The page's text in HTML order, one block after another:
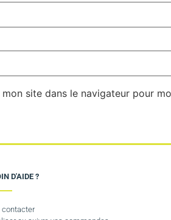
site dans le navigateur pour
D'AIDE ?
contacter